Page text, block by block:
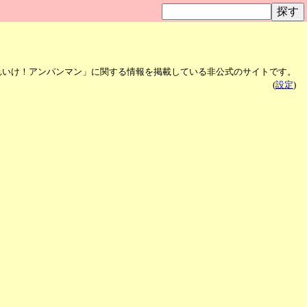
いけ！アンパンマン」に関する情報を掲載している非公式のサイトです。
(設定)